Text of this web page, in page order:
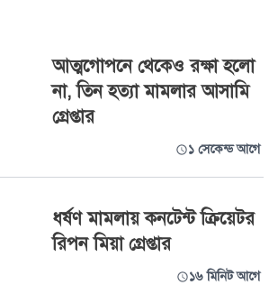
আত্মগোপনে থেকেও রক্ষা হলো
না, তিন হত্যা মামলার আসামি
গ্রেপ্তার
১ সেকেন্ড আগে
ধর্ষণ মামলায় কনটেন্ট ক্রিয়েটর
রিপন মিয়া গ্রেপ্তার
১৬ মিনিট আগে